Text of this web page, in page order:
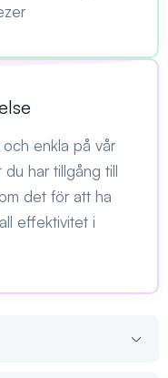
enkla på vår
har tillgång till
det för att ha
effektivitet i